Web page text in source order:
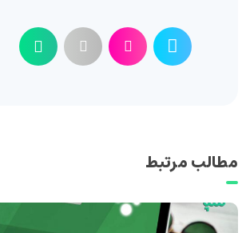
مطالب مرتبط